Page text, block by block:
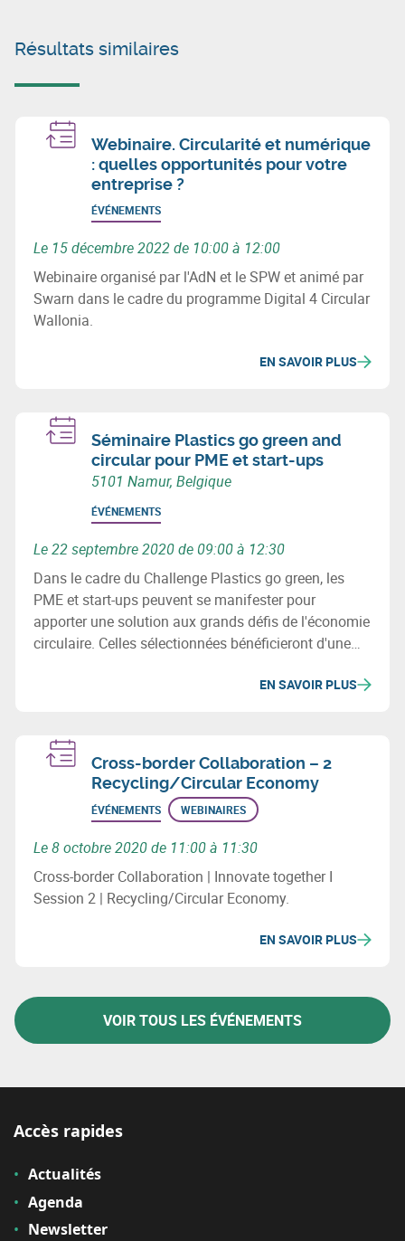
Résultats similaires
Webinaire. Circularité et numérique
: quelles opportunités pour votre
entreprise ?
ÉVÉNEMENTS
Le 15 décembre 2022 de 10:00 à 12:00
Webinaire organisé par l'AdN et le SPW et animé par
Swarn dans le cadre du programme Digital 4 Circular
Wallonia.
EN SAVOIR PLUS
Séminaire Plastics go green and
circular pour PME et start-ups
5101 Namur, Belgique
ÉVÉNEMENTS
Le 22 septembre 2020 de 09:00 à 12:30
Dans le cadre du Challenge Plastics go green, les
PME et start-ups peuvent se manifester pour
apporter une solution aux grands défis de l'économie
circulaire. Celles sélectionnées bénéficieront d'une
spécialisé. Plus d'info lors du séminaire du 22/09.
EN SAVOIR PLUS
Cross-border Collaboration – 2
Recycling/Circular Economy
ÉVÉNEMENTS WEBINAIRES
Le 8 octobre 2020 de 11:00 à 11:30
Cross-border Collaboration | Innovate together I
Session 2 | Recycling/Circular Economy.
EN SAVOIR PLUS
VOIR TOUS LES ÉVÉNEMENTS
Accès rapides
Actualités
Agenda
Newsletter